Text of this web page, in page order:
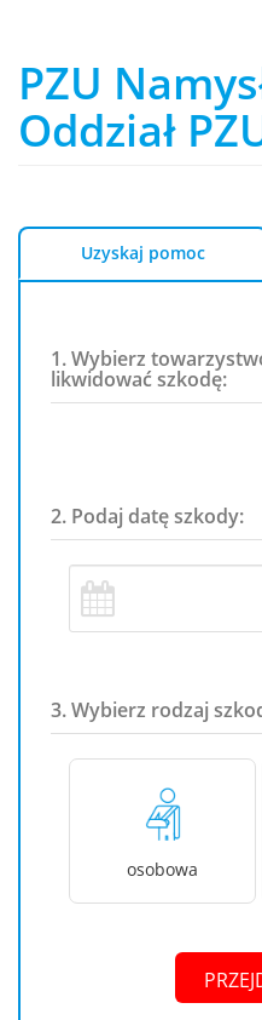
PZU
Oddział
Uzyskaj pomoc
1. Wybierz
likwidować szkodę:
2. Podaj datę szkody:
3. Wybierz rodzaj
osobowa